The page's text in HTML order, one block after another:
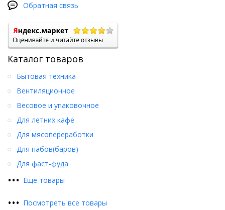
Обратная связь
Каталог товаров
••• Еще товары
Бытовая техника
Вентиляционное
Весовое и упаковочное
Для летних кафе
Для мясопереработки
Для пабов(баров)
Для фаст-фуда
••• Посмотреть все товары